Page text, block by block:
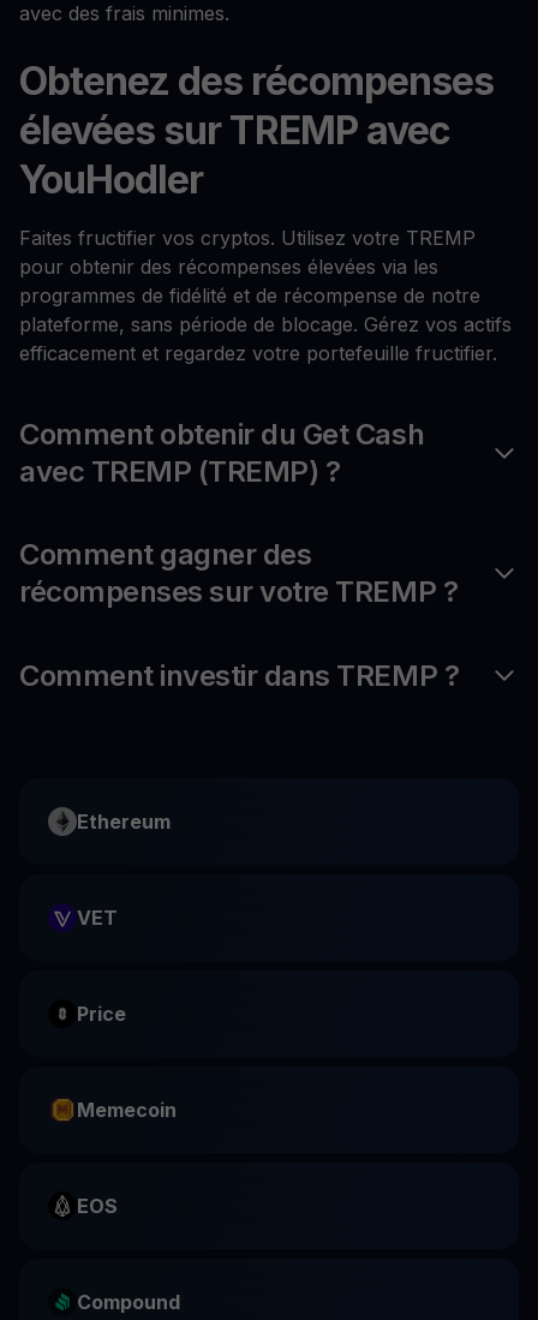
avec des frais minimes.
Obtenez des récompenses
élevées sur TREMP avec
YouHodler
Faites fructifier vos cryptos. Utilisez votre TREMP
pour obtenir des récompenses élevées via les
programmes de fidélité et de récompense de notre
plateforme, sans période de blocage. Gérez vos actifs
efficacement et regardez votre portefeuille fructifier.
Comment obtenir du Get Cash
avec TREMP (TREMP) ?
Comment gagner des
récompenses sur votre TREMP ?
Comment investir dans TREMP ?
Ethereum
VET
Price
Memecoin
EOS
Compound